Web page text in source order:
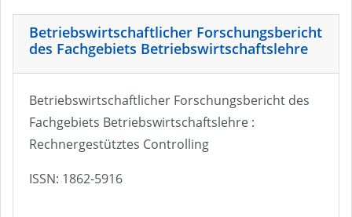
Betriebswirtschaftlicher Forschungsbericht
des Fachgebiets Betriebswirtschaftslehre
Betriebswirtschaftlicher Forschungsbericht des
Fachgebiets Betriebswirtschaftslehre :
Rechnergestütztes Controlling
ISSN: 1862-5916